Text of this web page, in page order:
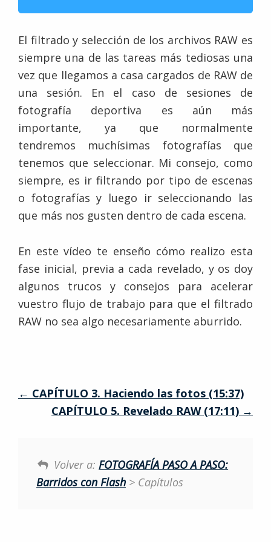
El filtrado y selección de los archivos RAW es
siempre una de las tareas más tediosas una
vez que llegamos a casa cargados de RAW de
una sesión. En el caso de sesiones de
fotografía deportiva es aún más
importante, ya que normalmente
tendremos muchísimas fotografías que
tenemos que seleccionar. Mi consejo, como
siempre, es ir filtrando por tipo de escenas
o fotografías y luego ir seleccionando las
que más nos gusten dentro de cada escena.
En este vídeo te enseño cómo realizo esta
fase inicial, previa a cada revelado, y os doy
algunos trucos y consejos para acelerar
vuestro flujo de trabajo para que el filtrado
RAW no sea algo necesariamente aburrido.
CAPÍTULO 3. Haciendo las fotos (15:37)
CAPÍTULO 5. Revelado RAW (17:11)
Volver a:FOTOGRAFÍA PASO A PASO:
Barridos con Flash > Capítulos